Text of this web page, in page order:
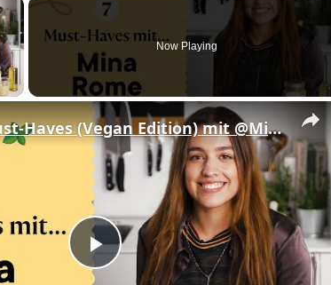
Now Playing
Play
7 Kitchen Must-Haves (Vegan Edition) mit @Mina_Rome